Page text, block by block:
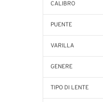
CALIBRO
PUENTE
VARILLA
GENERE
TIPO DI LENTE